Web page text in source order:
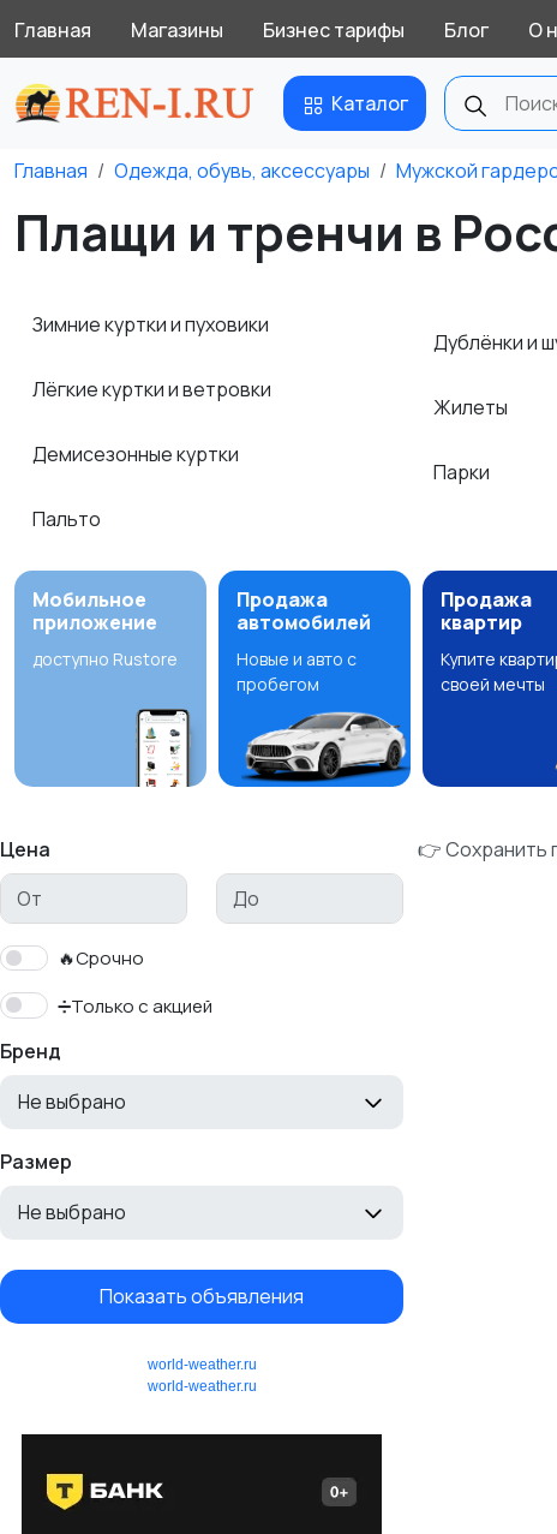
Главная Магазины Бизнес тарифы Блог О
Каталог
Главная Одежда, обувь, аксессуары Мужской
Плащи и тренчи в
Зимние куртки и пуховики
Лёгкие куртки и ветровки
Демисезонные куртки
Пальто
Дублёнки и
Жилеты
Парки
Мобильное
приложение
доступно Rustore
Продажа
автомобилей
Новые и авто с
пробегом
Продажа
квартир
Купите
своей мечты
Цена
🔥Срочно
➗Только с акцией
Бренд
Не выбрано
Размер
Не выбрано
Показать объявления
world-weather.ru
world-weather.ru
👉 Сохранить